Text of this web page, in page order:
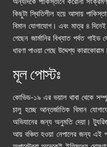
কিছুটা স্থিতিশীল হয়ে আসায়
বিমান যোগাযোগ। এবং মাত্র ৪
গেছেন জার্মানির বিখ্যাত পর্বত
ধারণা পাওয়া গেছে উদ্দেশ্য কারাকোরাম।
মূল পোস্টঃ
কোভিড-১৯ এর ভয়াল থাবা থেকে
চালু হচ্ছে আন্তর্জাতিক বিমান
অভিযানের জন্য অনুমতি দেয়া।
আয় বঞ্চিত হওয়া নেপালের জন্য এই